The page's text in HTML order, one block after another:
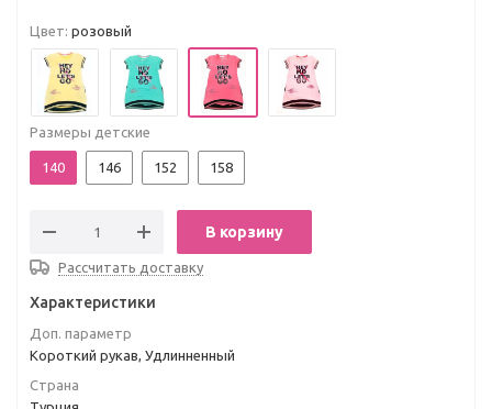
Цвет: розовый
Размеры детские
140 146 152 158
В корзину
Рассчитать доставку
Характеристики
Доп. параметр
Короткий рукав, Удлинненный
Страна